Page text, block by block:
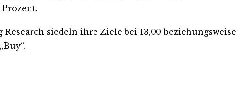
siedeln ihre Ziele bei 13,00 beziehungsweise